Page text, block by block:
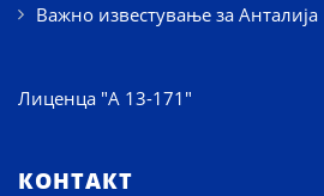
Важно известување за Анталија
Лиценца "А 13-171"
КОНТАКТ